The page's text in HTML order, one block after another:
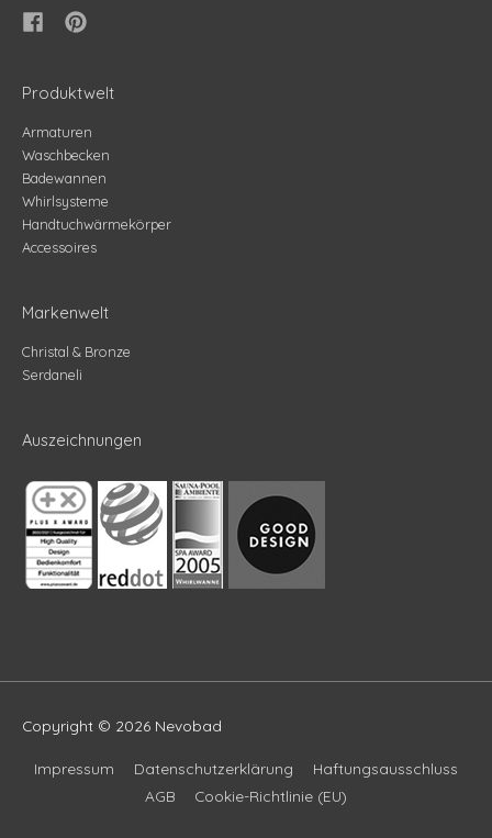
Produktwelt
Armaturen
Waschbecken
Badewannen
Whirlsysteme
Handtuchwärmekörper
Accessoires
Markenwelt
Christal & Bronze
Serdaneli
Auszeichnungen
Copyright © 2026 Nevobad
Impressum Datenschutzerklärung
Haftungsausschluss
AGB
Cookie-Richtlinie (EU)